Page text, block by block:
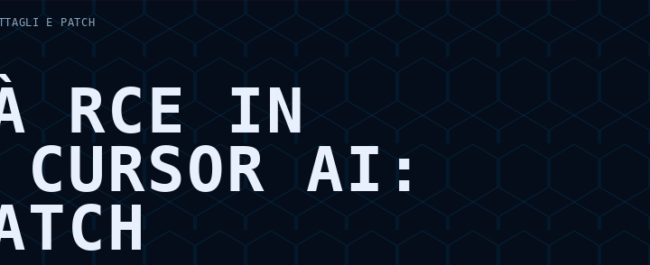
E PATCH
RCE IN
AI: